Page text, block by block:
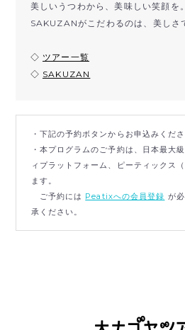
美しいうつわから、美味しい笑顔を。
SAKUZANがこだわるのは、美しさ
◇ ツアー一覧
◇ SAKUZAN
・下記の予約ボタンからお申込みくださ
・本プログラムのご予約は、日本最大
ィプラットフォーム、ピーティックス
ます。
ご予約には Peatixへの会員登録 が
承ください。